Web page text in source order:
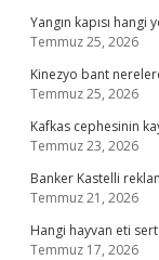
Yangın kapısı hangi
Temmuz 25, 2026
Kinezyo bant
Temmuz 25, 2026
Kafkas cephesinin
Temmuz 23, 2026
Banker Kastelli
Temmuz 21, 2026
Hangi hayvan eti
Temmuz 17, 2026